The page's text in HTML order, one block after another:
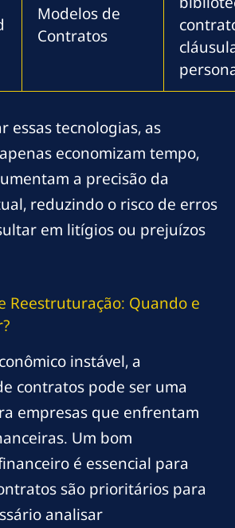
Modelos de
Contratos
essas tecnologias, as
economizam tempo,
a precisão da
reduzindo o risco de erros
em litígios ou prejuízos
Reestruturação: Quando e
instável, a
contratos pode ser uma
empresas que enfrentam
Um bom
é essencial para
são prioritários para
analisar